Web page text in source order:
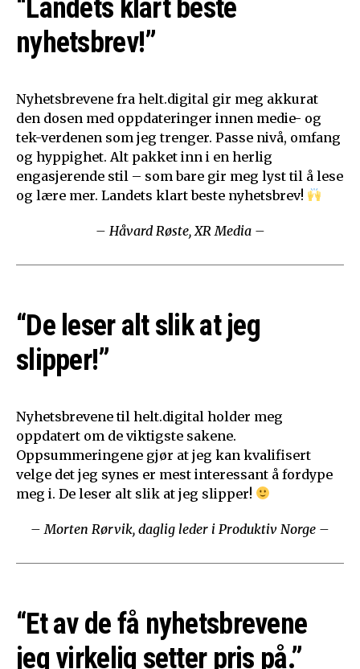
“Landets klart beste
nyhetsbrev!”
Nyhetsbrevene fra helt.digital gir meg akkurat
den dosen med oppdateringer innen medie- og
tek-verdenen som jeg trenger. Passe nivå, omfang
og hyppighet. Alt pakket inn i en herlig
engasjerende stil – som bare gir meg lyst til å lese
og lære mer. Landets klart beste nyhetsbrev!
– Håvard Røste, XR Media –
“De leser alt slik at jeg
slipper!”
Nyhetsbrevene til helt.digital holder meg
oppdatert om de viktigste sakene.
Oppsummeringene gjør at jeg kan kvalifisert
velge det jeg synes er mest interessant å fordype
meg i. De leser alt slik at jeg slipper!
– Morten Rørvik, daglig leder i Produktiv Norge –
“Et av de få nyhetsbrevene
jeg virkelig setter pris på.”